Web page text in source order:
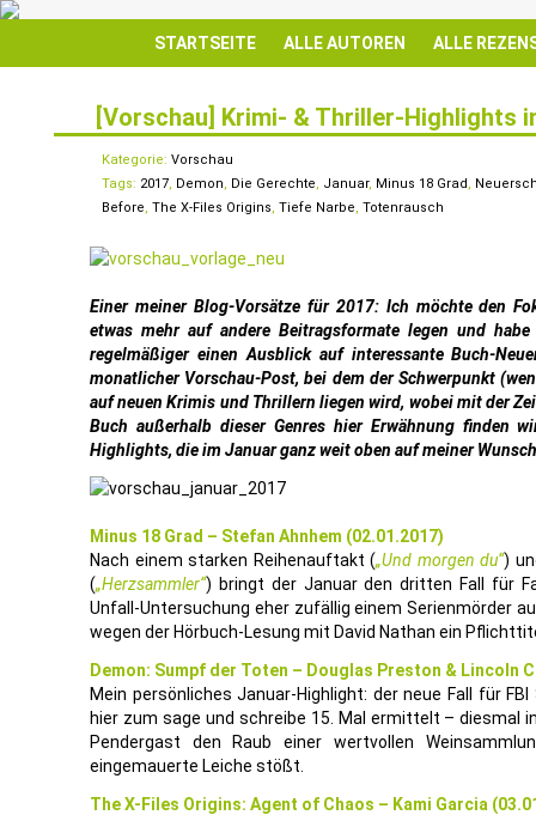
STARTSEITE ALLE AUTOREN ALLE
[Vorschau] Krimi- & Thriller-Highlights
Kategorie: Vorschau
Tags: 2017, Demon, Die Gerechte, Januar, Minus 18 Grad,
Before, The X-Files Origins, Tiefe Narbe, Totenrausch
Einer meiner Blog-Vorsätze für 2017: Ich möchte den
etwas mehr auf andere Beitragsformate legen und
regelmäßiger einen Ausblick auf interessante Buch-
monatlicher Vorschau-Post, bei dem der Schwerpunkt
auf neuen Krimis und Thrillern liegen wird, wobei mit der
Buch außerhalb dieser Genres hier Erwähnung finden
Highlights, die im Januar ganz weit oben auf meiner
Minus 18 Grad – Stefan Ahnhem (02.01.2017)
Nach einem starken Reihenauftakt („Und morgen du“)
(„Herzsammler“) bringt der Januar den dritten Fall für
Unfall-Untersuchung eher zufällig einem Serienmörder
wegen der Hörbuch-Lesung mit David Nathan ein
Demon: Sumpf der Toten – Douglas Preston & Lincoln
Mein persönliches Januar-Highlight: der neue Fall für
hier zum sage und schreibe 15. Mal ermittelt – diesmal
Pendergast den Raub einer wertvollen
eingemauerte Leiche stößt.
The X-Files Origins: Agent of Chaos – Kami Garcia